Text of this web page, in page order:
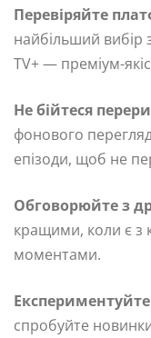
Перевіряйте
найбільший вибір
TV+ — преміум-
Не бійтеся
фонового
епізоди, щоб не
Обговорюйте з
кращими, коли є з
моментами.
спробуйте